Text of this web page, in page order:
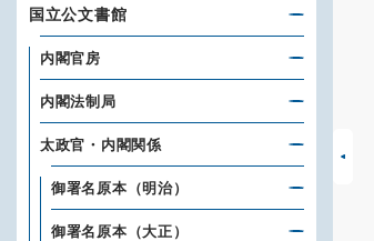
国立公文書館
内閣官房
内閣法制局
太政官・内閣関係
御署名原本（明治）
御署名原本（大正）